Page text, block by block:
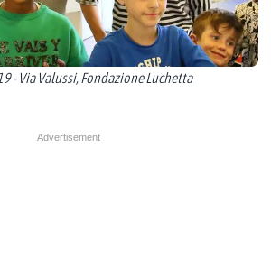
- Via Valussi, Fondazione Luchetta